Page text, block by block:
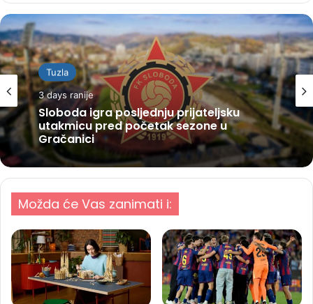
Tuzla
3 days ranije
Sloboda igra posljednju prijateljsku
utakmicu pred početak sezone u
Gračanici
Možda će Vas zanimati i: